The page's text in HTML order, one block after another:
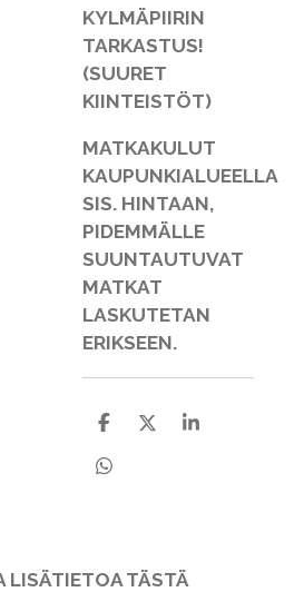
KYLMÄPIIRIN
TARKASTUS!
(SUURET
KIINTEISTÖT)
MATKAKULUT
KAUPUNKIALUEELLA
SIS. HINTAAN,
PIDEMMÄLLE
SUUNTAUTUVAT
MATKAT
LASKUTETAN
ERIKSEEN.
J
a
J
J
J
LISÄTIETOA TÄSTÄ